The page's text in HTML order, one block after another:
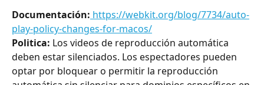
Documentación: https://webkit.org/blog/7734/auto-
play-policy-changes-for-macos/
Politica: Los videos de reproducción automática
deben estar silenciados. Los espectadores pueden
optar por bloquear o permitir la reproducción